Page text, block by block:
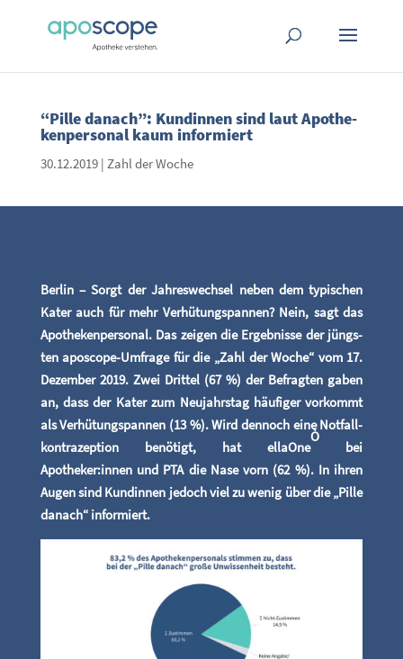
“Pil­le danach”: Kun­din­nen sind laut Apo­the­
ken­per­so­nal kaum informiert
30.12.2019| Zahl der Woche
Ber­lin – Sorgt der Jah­res­wech­sel neben dem typi­schen
Kater auch für mehr Ver­hü­tungs­pan­nen? Nein, sagt das
Apo­the­ken­per­so­nal. Das zei­gen die Ergeb­nis­se der jüngs­
ten apo­scope-Umfra­ge für die „Zahl der Woche“ vom 17.
Dezem­ber 2019. Zwei Drit­tel (67 %) der Befrag­ten gaben
an, dass der Kater zum Neu­jahrs­tag häu­fi­ger vor­kommt
als Ver­hü­tungs­pan­nen (13 %). Wird den­noch eine Not­fall­
kon­tra­zep­ti­on benö­tigt, hat ellaO­ne
Ò
bei
Apotheker:innen und PTA die Nase vorn (62 %). In ihren
Augen sind Kun­din­nen jedoch viel zu wenig über die „Pil­le
danach“ informiert.